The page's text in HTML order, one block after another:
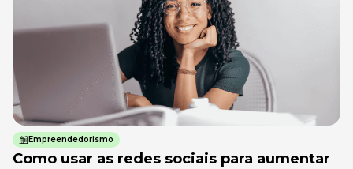
Empreendedorismo
Como usar as redes sociais para aumentar